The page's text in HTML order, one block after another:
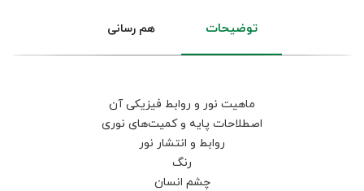
توضیحات هم رسانی
ماهیت نور و روابط فیزیکی آن
اصطلاحات پایه و کمیت‌های نوری
روابط و انتشار نور
رنگ
چشم انسان